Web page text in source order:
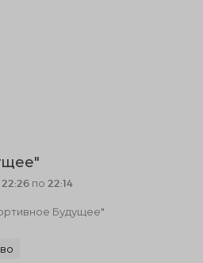
по 22:14
Будущее"